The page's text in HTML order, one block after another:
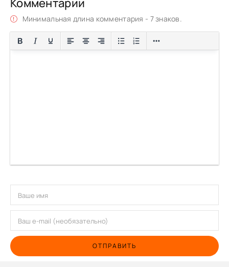
Минимальная длина комментария - 7 знаков.
ОТПРАВИТЬ